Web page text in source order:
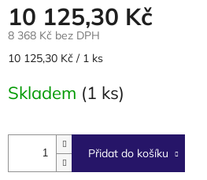
10 125,30 Kč
8 368 Kč bez DPH
Měrná
10 125,30 Kč / 1 ks
Skladem (1 ks)
Přidat do košíku